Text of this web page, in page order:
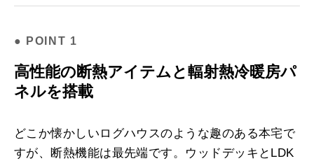
高性能の断熱アイテムと輻射熱冷暖房パ
ネルを搭載
どこか懐かしいログハウスのような趣のある本宅で
すが、断熱機能は最先端です。ウッドデッキとLDK